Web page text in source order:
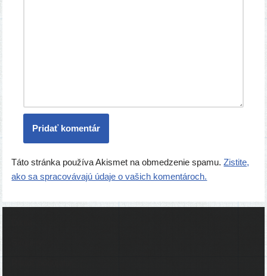
Táto stránka používa Akismet na obmedzenie spamu.Zistite,
ako sa spracovávajú údaje o vašich komentároch.